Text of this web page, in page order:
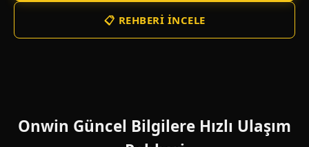
📋 REHBERI İNCELE
Onwin Güncel Bilgilere Hızlı Ulaşım